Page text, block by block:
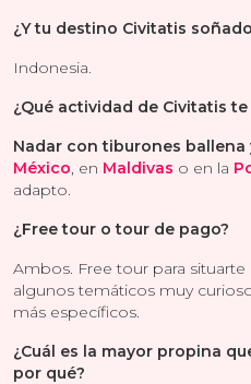
¿Y tu destino Civitatis
Indonesia.
¿Qué actividad de Civitatis
Nadar con tiburones ballena
México, en Maldivas o en la
adapto.
¿Free tour o tour de pago?
Ambos. Free tour para
algunos temáticos muy
más específicos.
¿Cuál es la mayor propina
por qué?